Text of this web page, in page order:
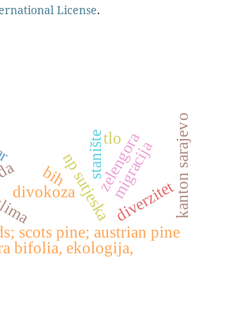
License.
stanište
divokoza zelengora
np sutjeskamigracija
scots pine; austrian pine
bifolia, ekologija,
tlo
diverzitetkanton sarajevo
bih